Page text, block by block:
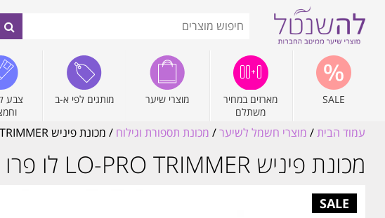
SALE
מארזים במחיר
משתלם
מוצרי שיער מותגים לפי א-ב
צבע
עמוד הבית/ מוצרי חשמל לשיער/ מכונת תספורת וגילוח / מכונת פיניש LO-PRO TRIMMER לו פרו FX729E | בייביליס פרו
מכונת פיניש LO-PRO TRIMMER לו פרו FX729E | בייביליס פרו